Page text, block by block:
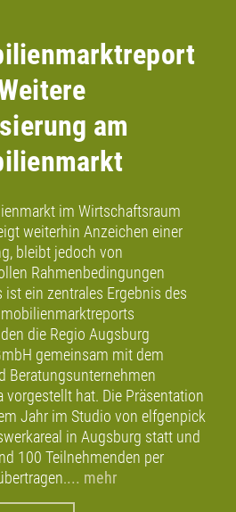
am
im Wirtschaftsraum
weiterhin Anzeichen einer
bleibt jedoch von
Rahmenbedingungen
ist ein zentrales Ergebnis des
die Regio Augsburg
gemeinsam mit dem
Beratungsunternehmen
vorgestellt hat. Die Präsentation
Jahr im Studio von elfgenpick
in Augsburg statt und
100 Teilnehmenden per
... mehr